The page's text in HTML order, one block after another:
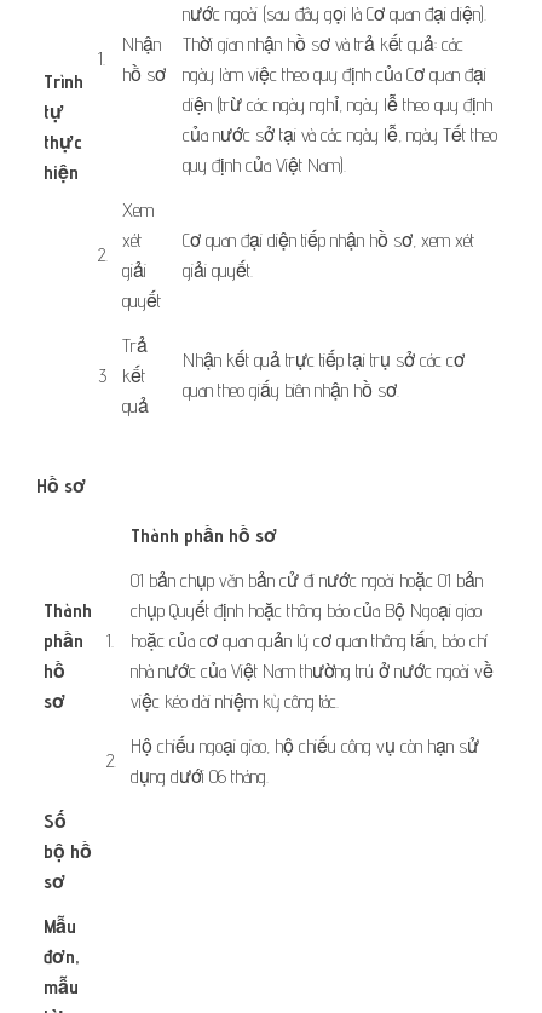
Trình
tự
thực
hiện
​1.
​​Nhận
hồ sơ
nước ngoài (sau đây gọi là Cơ quan đại diện).
Thời gian nhận hồ sơ và trả kết quả: các
ngày làm việc theo quy định của Cơ quan đại
diện (trừ các ngày nghỉ, ngày lễ theo quy định
của nước sở tại và các ngày lễ, ngày Tết theo
quy định của Việt Nam).
​2.
​​Xem
xét
giải
quyết
​Cơ quan đại diện tiếp nhận hồ sơ, xem xét
giải quyết.
​3
​​Trả
kết
quả
​​Nhận kết quả trực tiếp tại trụ sở các cơ
quan theo giấy biên nhận hồ sơ.
Hồ sơ
Thành
phần
hồ
sơ
​Thành phần hồ sơ
​1.
​​01 bản chụp văn bản cử đi nước ngoài hoặc 01 bản
chụp Quyết định hoặc thông báo của Bộ Ngoại giao
hoặc của cơ quan quản lý cơ quan thông tấn, báo chí
nhà nước của Việt Nam thường trú ở nước ngoài về
việc kéo dài nhiệm kỳ công tác.
​2.
Hộ chiếu ngoại giao, hộ chiếu công vụ còn hạn sử
dụng dưới 06 tháng.
Số
bộ hồ
sơ
Mẫu
đơn,
mẫu